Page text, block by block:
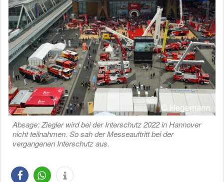
Absage: Ziegler wird bei der Interschutz 2022 in Hannover
nicht teilnahmen. So sah der Messeauftritt bei der
vergangenen Interschutz aus.